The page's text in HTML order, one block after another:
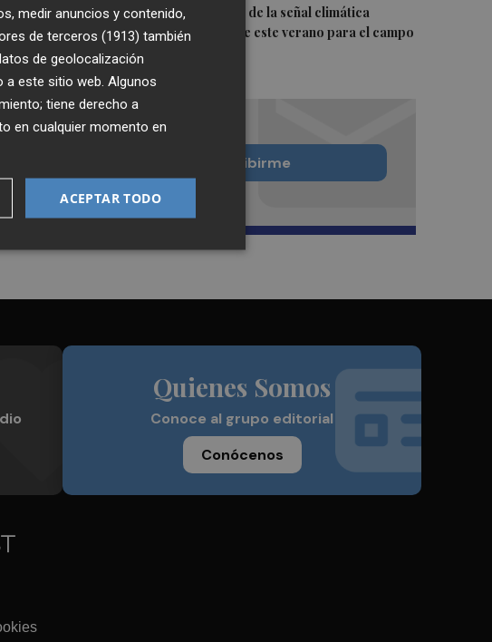
5La FAO advierte de la señal climática
"excepcional" de este verano para el campo
Quiero suscribirme
Quienes Somos
Conoce al grupo editorial
Conócenos
medir anuncios y contenido,
de terceros (1913) también
de geolocalización
a este sitio web. Algunos
tiene derecho a
en cualquier momento en
ACEPTAR TODO